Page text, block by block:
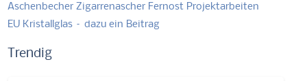
Aschenbecher Zigarrenascher Fernost Projektarbeiten
EU Kristallglas – dazu ein Beitrag
Trendig